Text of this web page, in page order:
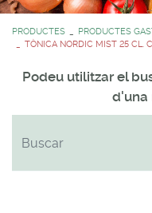
PRODUCTES PRODUCTES
TÒNICA NORDIC MIST 25 CL.
Podeu utilitzar el
d'una